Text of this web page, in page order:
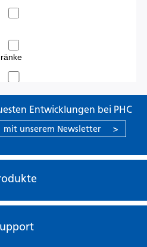
Entwicklungen bei PHC
mit unserem Newsletter >